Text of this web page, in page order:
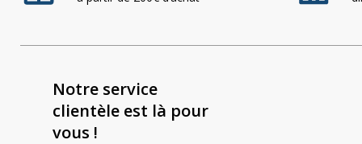
de gabarit LED
Notre service
clientèle est là pour
vous !